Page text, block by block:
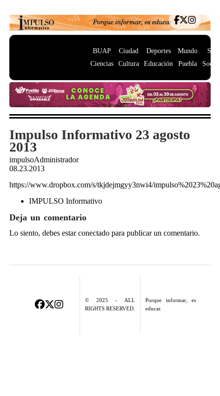
BUAP
Ciencias
Ciudad
Cultura
Deportes
Educación
Mundo
Puebla
Impulso Informativo 23 agosto
2013
impulsoAdministrador
08.23.2013
https://www.dropbox.com/s/tkjdejmgyy3nwi4/
IMPULSO Informativo
Deja un comentario
Lo siento, debes estarconectadopara publicar un comentario.
© 2025 - ALL
RIGHTS RESERVED.
Porque informar, es
educar.